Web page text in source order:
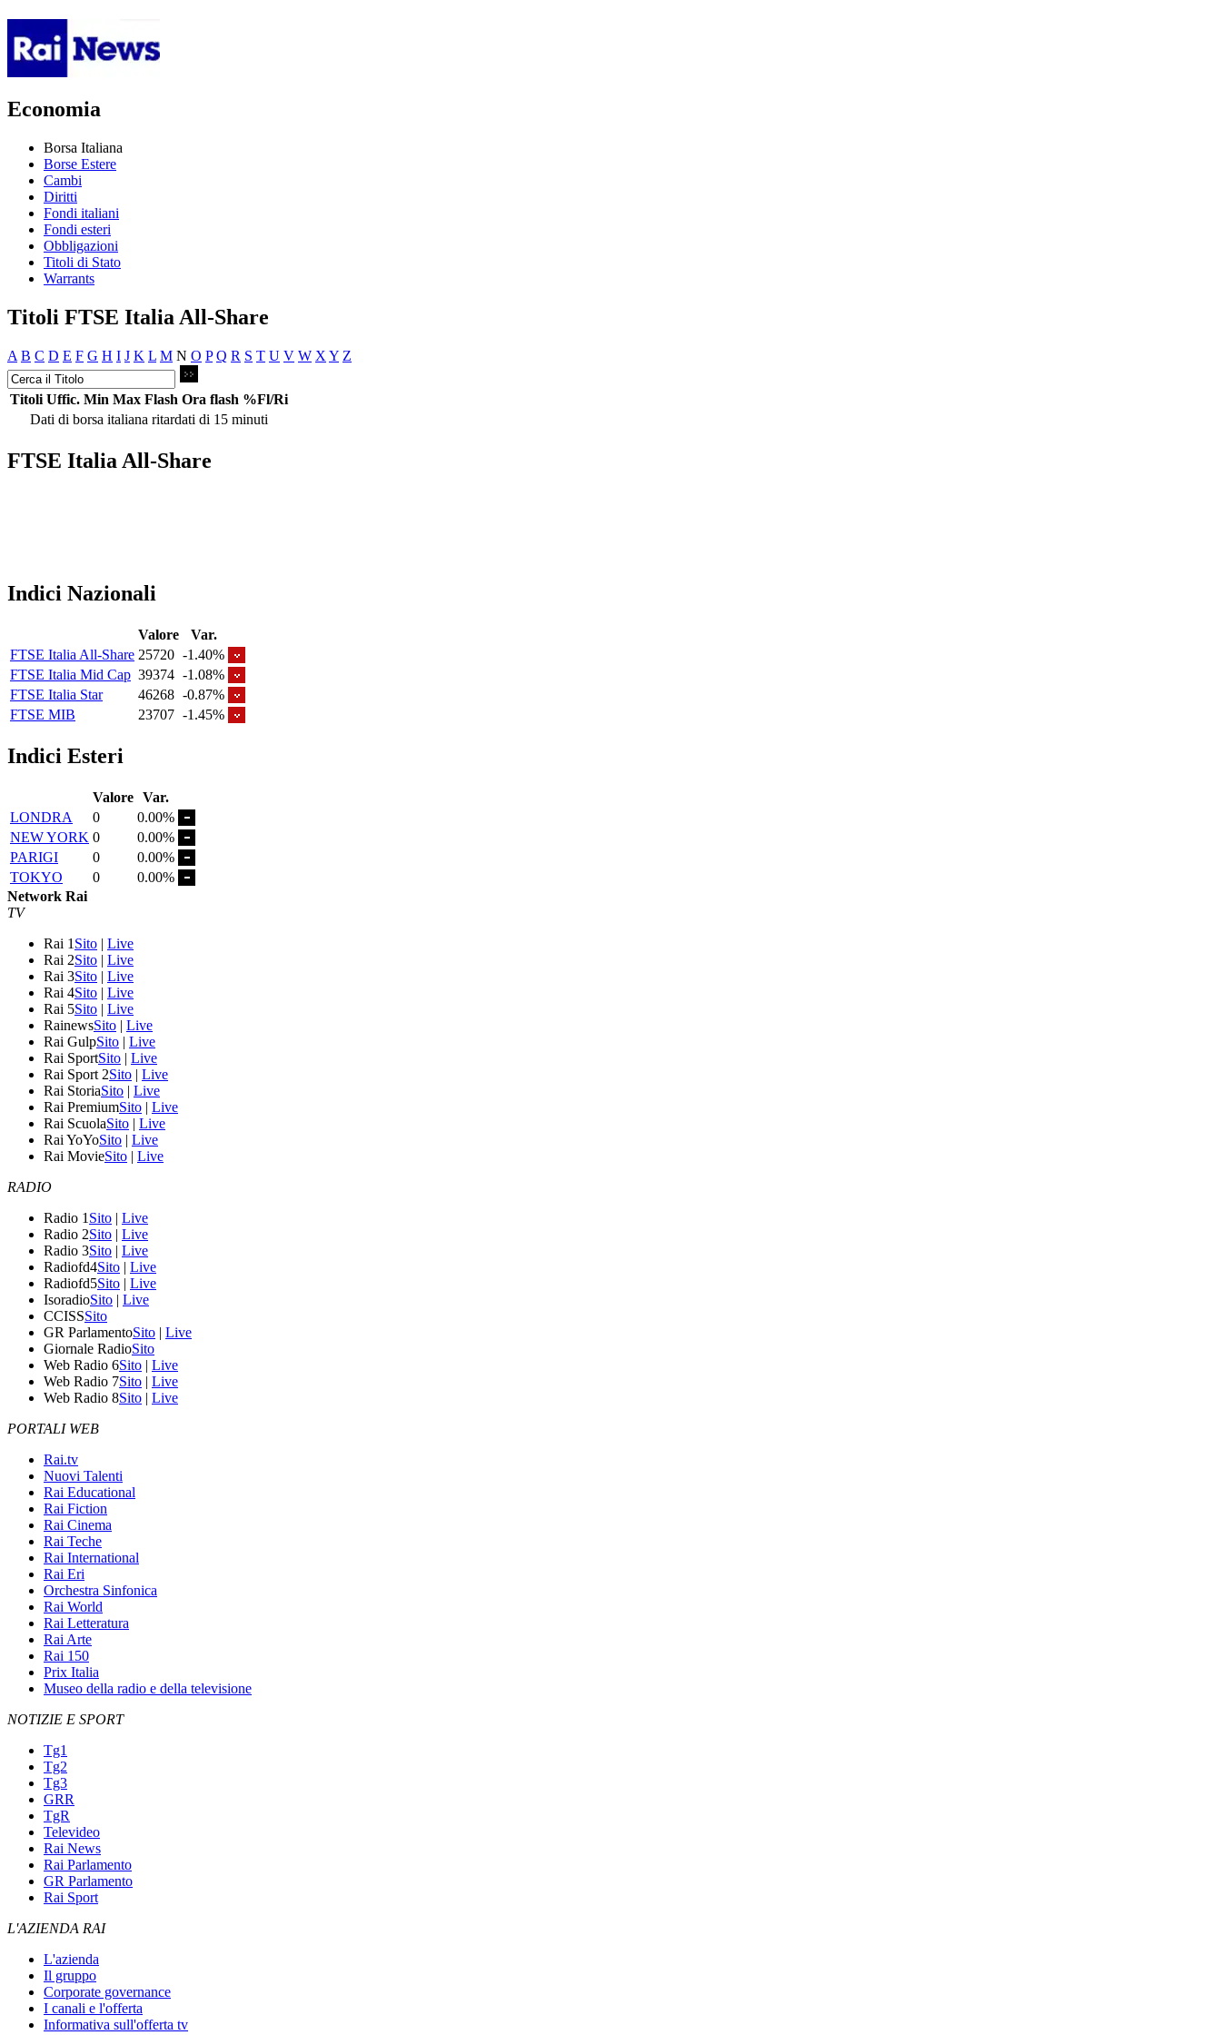
Economia
Borsa Italiana
Borse Estere
Cambi
Diritti
Fondi italiani
Fondi esteri
Obbligazioni
Titoli di Stato
Warrants
Titoli FTSE Italia All-Share
A B C D E F G H I J K L M N O P Q R S T U V W X Y Z
Titoli Uffic. Min Max Flash Ora flash %Fl/Ri
Dati di borsa italiana ritardati di 15 minuti
FTSE Italia All-Share
Indici Nazionali
Valore
Var.
FTSE Italia All-Share 25720 -1.40%
FTSE Italia Mid Cap 39374 -1.08%
FTSE Italia Star
46268 -0.87%
FTSE MIB
23707 -1.45%
Indici Esteri
Valore Var.
LONDRA
0
0.00%
NEW YORK 0
0.00%
PARIGI
0
0.00%
TOKYO
0
0.00%
Network Rai
TV
Rai 1 Sito | Live
Rai 2Sito | Live
Rai 3Sito | Live
Rai 4Sito | Live
Rai 5Sito | Live
RainewsSito | Live
Rai GulpSito | Live
Rai SportSito | Live
Rai Sport 2Sito | Live
Rai StoriaSito | Live
Rai PremiumSito | Live
Rai ScuolaSito | Live
Rai YoYoSito | Live
Rai MovieSito | Live
RADIO
Radio 1 Sito | Live
Radio 2Sito | Live
Radio 3Sito | Live
Radiofd4Sito | Live
Radiofd5Sito | Live
IsoradioSito | Live
CCISSSito
GR ParlamentoSito | Live
Giornale RadioSito
Web Radio 6Sito | Live
Web Radio 7Sito | Live
Web Radio 8Sito | Live
PORTALI WEB
Rai.tv
Nuovi Talenti
Rai Educational
Rai Fiction
Rai Cinema
Rai Teche
Rai International
Rai Eri
Orchestra Sinfonica
Rai World
Rai Letteratura
Rai Arte
Rai 150
Prix Italia
Museo della radio e della televisione
NOTIZIE E SPORT
Tg1
Tg2
Tg3
GRR
TgR
Televideo
Rai News
Rai Parlamento
GR Parlamento
Rai Sport
L'AZIENDA RAI
L'azienda
Il gruppo
Corporate governance
I canali e l'offerta
Informativa sull'offerta tv